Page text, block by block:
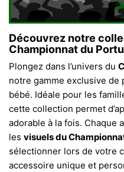
Découvrez notre
Championnat du
Plongez dans l’univers du
notre gamme exclusive
bébé. Idéale pour les
cette collection permet
adorable à la fois. Chaque
les visuels du
sélectionner lors de votre
accessoire unique et